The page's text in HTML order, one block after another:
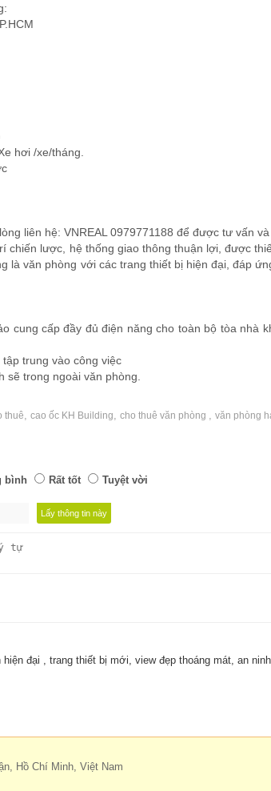
/xe/tháng.
liên hệ: VNREAL 0979771188 để được tư vấn và
chiến lược, hệ thống giao thông thuận lợi, được
là văn phòng với các trang thiết bị hiện đại, đáp
cấp đầy đủ điện năng cho toàn bộ tòa nhà
trung vào công việc
trong ngoài văn phòng.
thuê cao ốc KH Building cho thuê văn phòng văn phòng
bình Rất tốt Tuyệt vời
đại , trang thiết bị mới, view đẹp thoáng mát, an
Hồ Chí Minh, Việt Nam